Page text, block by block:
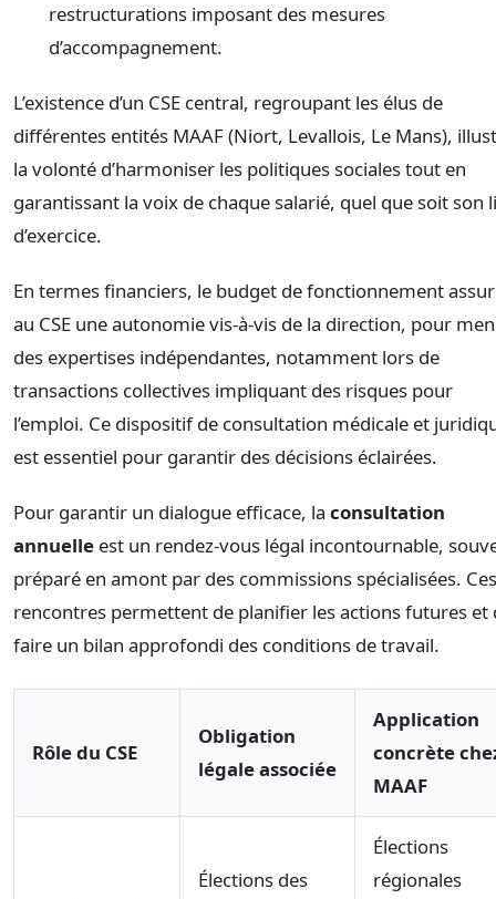
restructurations imposant des mesures
d’accompagnement.
L’existence d’un CSE central, regroupant les élus de
différentes entités MAAF (Niort, Levallois, Le Mans),
la volonté d’harmoniser les politiques sociales tout en
garantissant la voix de chaque salarié, quel que soit son
d’exercice.
En termes financiers, le budget de fonctionnement
au CSE une autonomie vis-à-vis de la direction, pour
des expertises indépendantes, notamment lors de
transactions collectives impliquant des risques pour
l’emploi. Ce dispositif de consultation médicale et
est essentiel pour garantir des décisions éclairées.
Pour garantir un dialogue efficace, la consultation
annuelle est un rendez-vous légal incontournable,
préparé en amont par des commissions spécialisées. Ces
rencontres permettent de planifier les actions futures et
faire un bilan approfondi des conditions de travail.
Rôle du CSE
Obligation
légale associée
Application
concrète
MAAF
Élections des
Élections
régionales